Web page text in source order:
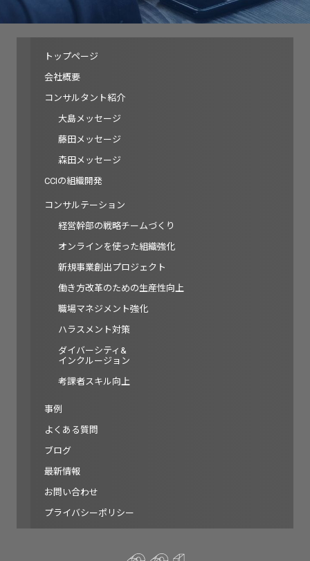
トップページ
会社概要
コンサルタント紹介
大島メッセージ
藤田メッセージ
森田メッセージ
CCIの組織開発
コンサルテーション
経営幹部の戦略チームづくり
オンラインを使った組織強化
新規事業創出プロジェクト
働き方改革のための生産性向上
職場マネジメント強化
ハラスメント対策
ダイバーシティ&
インクルージョン
考課者スキル向上
事例
よくある質問
ブログ
最新情報
お問い合わせ
プライバシーポリシー